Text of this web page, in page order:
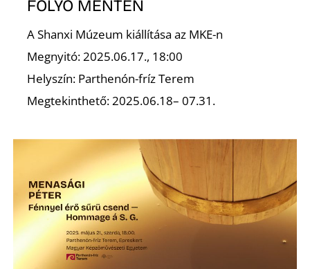
FOLYÓ MENTÉN
A Shanxi Múzeum kiállítása az MKE-n
Megnyitó: 2025.06.17., 18:00
Helyszín: Parthenón-fríz Terem
Megtekinthető: 2025.06.18– 07.31.